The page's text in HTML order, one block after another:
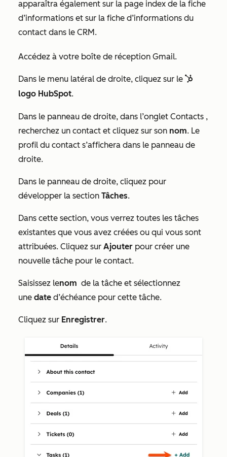
apparaîtra également sur la page index de la fiche
d’informations et sur la fiche d’informations du
contact dans le CRM.
Accédez à votre boîte de réception Gmail.
Dans le menu latéral de droite, cliquez sur le sprocket
logo HubSpot.
Dans le panneau de droite, dans l’onglet Contacts ,
recherchez un contact et cliquez sur son nom. Le
profil du contact s’affichera dans le panneau de
droite.
Dans le panneau de droite, cliquez pour
développer la section Tâches.
Dans cette section, vous verrez toutes les tâches
existantes que vous avez créées ou qui vous sont
attribuées. Cliquez sur Ajouter pour créer une
nouvelle tâche pour le contact.
Saisissez lenom de la tâche et sélectionnez
une date d’échéance pour cette tâche.
Cliquez sur Enregistrer.